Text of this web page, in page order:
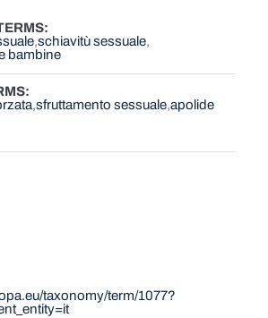
schiavitù sessuale
bambine
sfruttamento sessuale apolide
taxonomy/term/1077?